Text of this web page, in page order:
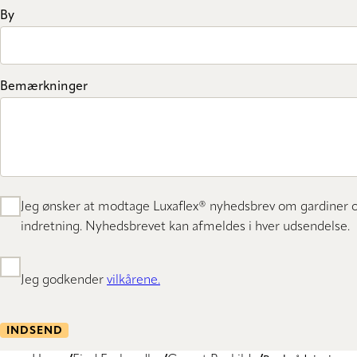
By
Bemærkninger
Jeg ønsker at modtage Luxaflex® nyhedsbrev om gardiner
indretning. Nyhedsbrevet kan afmeldes i hver udsendelse.
Jeg godkender vilkårene.
INDSEND